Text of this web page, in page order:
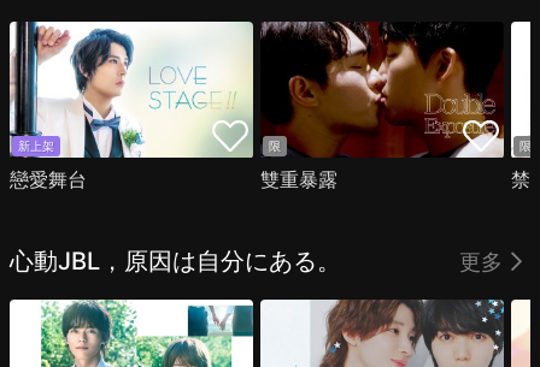
新上架
戀愛舞台
限
雙重暴露
限
禁
心動JBL，原因は自分にある。 更多